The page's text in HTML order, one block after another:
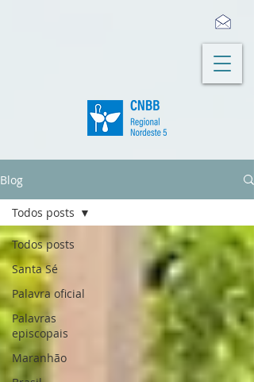
Blog
Todos posts
Santa Sé
Palavra oficial
Palavras
episcopais
Maranhão
Todos posts